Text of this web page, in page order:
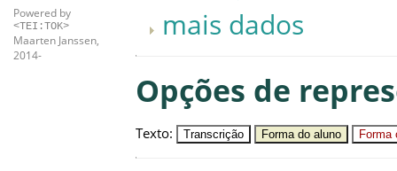
Powered by
<TEI:TOK>
Maarten Janssen,
2014-
mais dados
Opções de
Texto: Transcrição Forma do aluno Forma